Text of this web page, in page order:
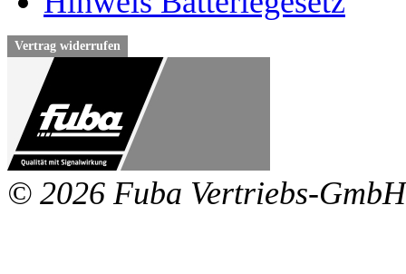
Vertrag widerrufen
© 2026 Fuba Vertriebs-GmbH